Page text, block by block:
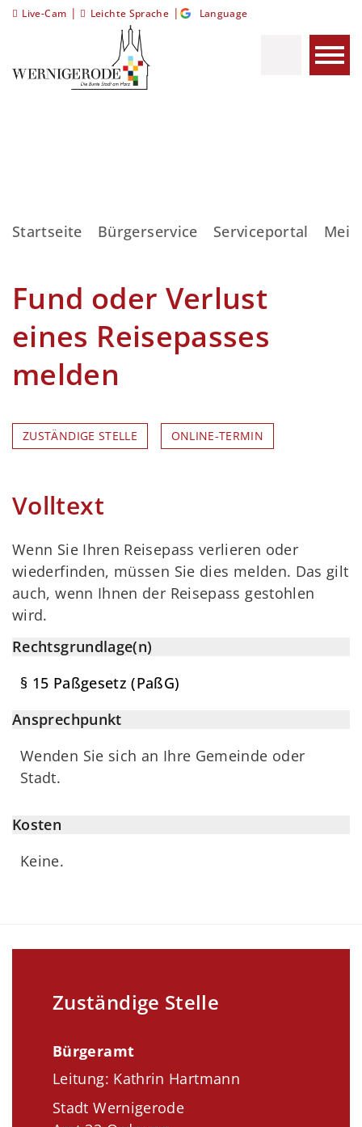
Live-Cam | Leichte Sprache | Language
Startseite Bürgerservice Serviceportal
Fund oder Verlust
eines Reisepasses
melden
ZUSTÄNDIGE STELLE ONLINE-TERMIN
Volltext
Wenn Sie Ihren Reisepass verlieren oder
wiederfinden, müssen Sie dies melden. Das gilt
auch, wenn Ihnen der Reisepass gestohlen
wird.
Rechtsgrundlage(n)
§ 15 Paßgesetz (PaßG)
Ansprechpunkt
Wenden Sie sich an Ihre Gemeinde oder
Stadt.
Kosten
Keine.
Zuständige Stelle
Bürgeramt
Leitung: Kathrin Hartmann
Stadt Wernigerode